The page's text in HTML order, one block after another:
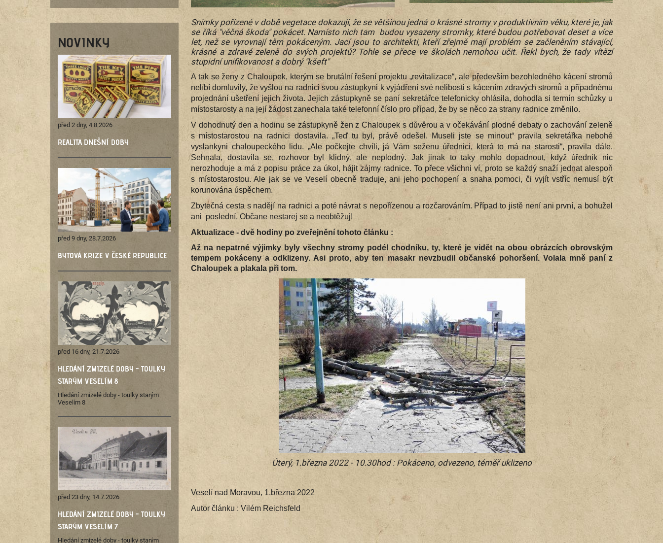
NOVINKY
před 2 dny, 4.8.2026
REALITA DNEŠNÍ DOBY
před 9 dny, 28.7.2026
BYTOVÁ KRIZE V ČESKÉ REPUBLICE
před 16 dny, 21.7.2026
HLEDÁNÍ ZMIZELÉ DOBY - TOULKY
STARÝM VESELÍM 8
Hledání zmizelé doby - toulky starým
Veselím 8
před 23 dny, 14.7.2026
HLEDÁNÍ ZMIZELÉ DOBY - TOULKY
STARÝM VESELÍM 7
Hledání zmizelé doby - toulky starým
Snímky pořízené v době vegetace dokazují, že se většinou jedná o krásné stromy v produktivním věku, které je, jak
se říká "věčná škoda" pokácet. Namísto nich tam budou vysazeny stromky, které budou potřebovat deset a více
let, než se vyrovnají těm pokáceným. Jací jsou to architekti, kteří zřejmě mají problém se začleněním stávající,
krásné a zdravé zeleně do svých projektů? Tohle se přece ve školách nemohou učit. Řekl bych, že tady vítězí
stupidní unifikovanost a dobrý "kšeft"
A tak se ženy z Chaloupek, kterým se brutální řešení projektu „revitalizace“, ale především bezohledného kácení stromů
nelíbí domluvily, že vyšlou na radnici svou zástupkyni k vyjádření své nelibosti s kácením zdravých stromů a případnému
projednání ušetření jejich života. Jejich zástupkyně se paní sekretářce telefonicky ohlásila, dohodla si termín schůzky u
místostarosty a na její žádost zanechala také telefonní číslo pro případ, že by se něco za strany radnice změnilo.
V dohodnutý den a hodinu se zástupkyně žen z Chaloupek s důvěrou a v očekávání plodné debaty o zachování zeleně
s místostarostou na radnici dostavila. „Teď tu byl, právě odešel. Museli jste se minout“ pravila sekretářka nebohé
vyslankyni chaloupeckého lidu. „Ale počkejte chvíli, já Vám seženu úřednici, která to má na starosti“, pravila dále.
Sehnala, dostavila se, rozhovor byl klidný, ale neplodný. Jak jinak to taky mohlo dopadnout, když úředník nic
nerozhoduje a má z popisu práce za úkol, hájit zájmy radnice. To přece všichni ví, proto se každý snaží jednat alespoň
s místostarostou. Ale jak se ve Veselí obecně traduje, ani jeho pochopení a snaha pomoci, či vyjít vstříc nemusí být
korunována úspěchem.
Zbytečná cesta s nadějí na radnici a poté návrat s nepořízenou a rozčarováním. Případ to jistě není ani první, a bohužel
ani poslední. Občane nestarej se a neobtěžuj!
Aktualizace - dvě hodiny po zveřejnění tohoto článku :
Až na nepatrné výjimky byly všechny stromy podél chodníku, ty, které je vidět na obou obrázcích obrovským
tempem pokáceny a odklizeny. Asi proto, aby ten masakr nevzbudil občanské pohoršení. Volala mně paní z
Chaloupek a plakala při tom.
Úterý, 1.března 2022 - 10.30hod : Pokáceno, odvezeno, téměř uklizeno
Veselí nad Moravou, 1.března 2022
​​​​​​​Autor článku : Vilém Reichsfeld